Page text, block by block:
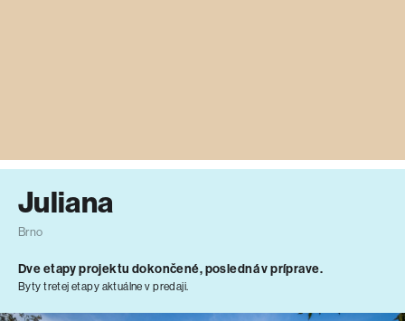
Juliana
Brno
Dve etapy projektu dokončené, posledná v príprave.
Byty tretej etapy aktuálne v predaji.